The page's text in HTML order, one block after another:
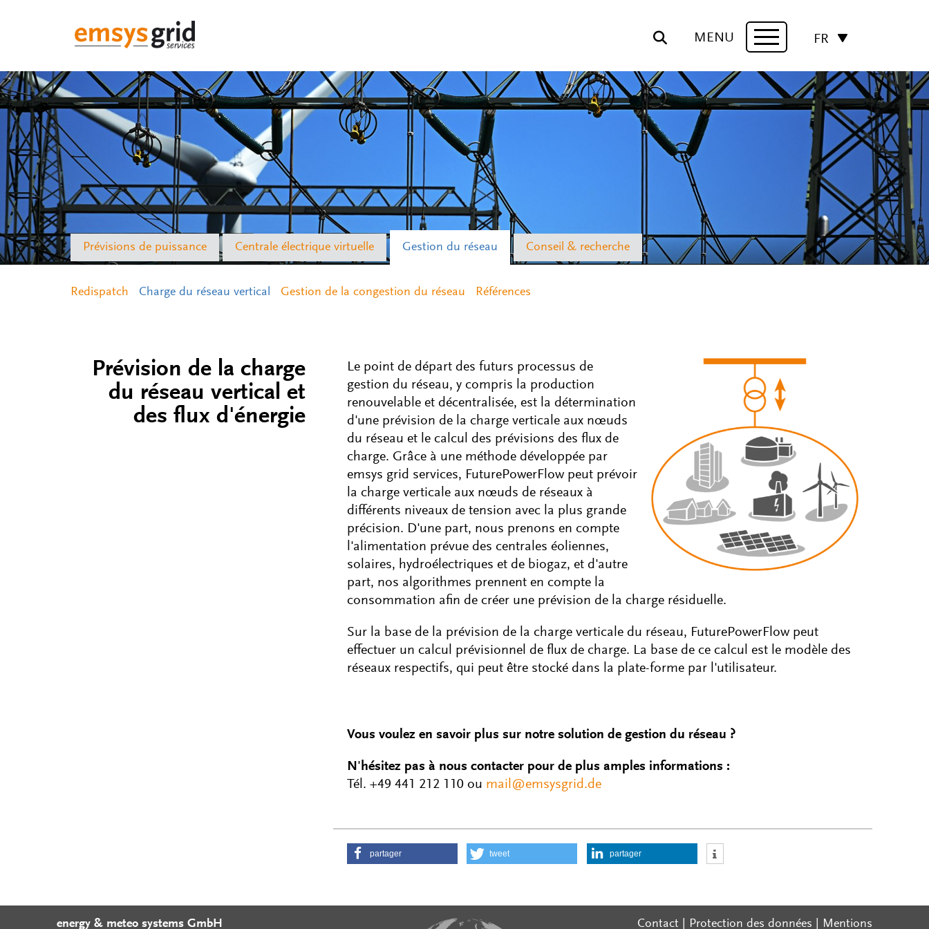
MENU
Navigation
FR
Prévisions de puissance Centrale électrique virtuelle Gestion du réseau
Redispatch Charge du réseau vertical Gestion de la congestion du réseau Références
Conseil & recherche
Prévision de la charge
du réseau vertical et
des flux d'énergie
Le point de départ des futurs processus de
gestion du réseau, y compris la production
renouvelable et décentralisée, est la détermination
d'une prévision de la charge verticale aux nœuds
du réseau et le calcul des prévisions des flux de
charge. Grâce à une méthode développée par
emsys grid services, FuturePowerFlow peut prévoir
la charge verticale aux nœuds de réseaux à
différents niveaux de tension avec la plus grande
précision. D'une part, nous prenons en compte
l'alimentation prévue des centrales éoliennes,
solaires, hydroélectriques et de biogaz, et d'autre
part, nos algorithmes prennent en compte la
consommation afin de créer une prévision de la charge résiduelle.
Sur la base de la prévision de la charge verticale du réseau, FuturePowerFlow peut
effectuer un calcul prévisionnel de flux de charge. La base de ce calcul est le modèle des
réseaux respectifs, qui peut être stocké dans la plate-forme par l'utilisateur.
Vous voulez en savoir plus sur notre solution de gestion du réseau ?
N'hésitez pas à nous contacter pour de plus amples informations :
Tél. +49 441 212 110 ou mail@emsysgrid.de
partager tweet partager
energy & meteo systems GmbH Contact Protection des données Mentions